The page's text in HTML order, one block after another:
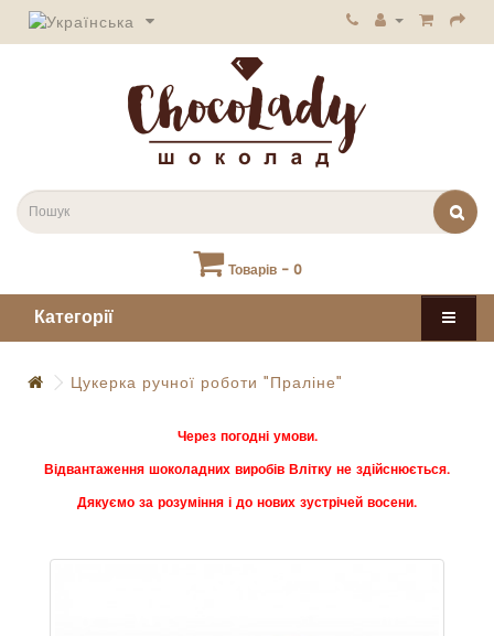
Товарів - 0
Категорії
Цукерка ручної роботи "Праліне"
Через погодні умови.
Відвантаження шоколадних виробів Влітку не здійснюється.
Дякуємо за розуміння і до нових зустрічей восени.